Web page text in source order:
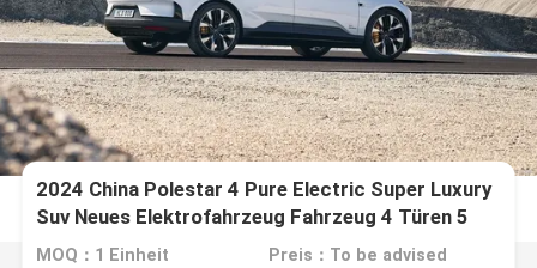
2024 China Polestar 4 Pure Electric Super Luxury
Suv Neues Elektrofahrzeug Fahrzeug 4 Türen 5
Sitz 668Km 682Km Ev Auto
MOQ：1 Einheit Preis：To be advised